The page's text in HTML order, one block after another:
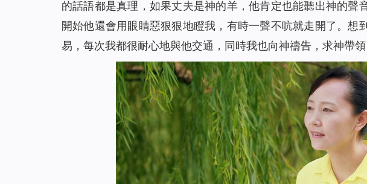
的話語都是真理，如果丈夫是神的羊，他肯定也能聽出神的聲
開始他還會用眼睛惡狠狠地瞪我，有時一聲不吭就走開了。想
易，每次我都很耐心地與他交通，同時我也向神禱告，求神帶領